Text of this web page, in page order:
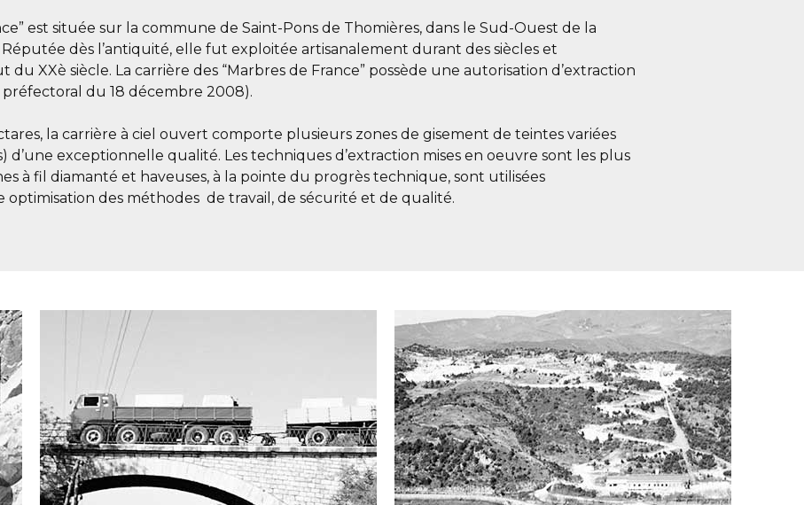
est située sur la commune de Saint-Pons de Thomières, dans le Sud-Ouest de la
dès l’antiquité, elle fut exploitée artisanalement durant des siècles et
XXè siècle. La carrière des “Marbres de France” possède une autorisation d’extraction
du 18 décembre 2008).
la carrière à ciel ouvert comporte plusieurs zones de gisement de teintes variées
d’une exceptionnelle qualité. Les techniques d’extraction mises en oeuvre sont les plus
à fil diamanté et haveuses, à la pointe du progrès technique, sont utilisées
des méthodes de travail, de sécurité et de qualité.